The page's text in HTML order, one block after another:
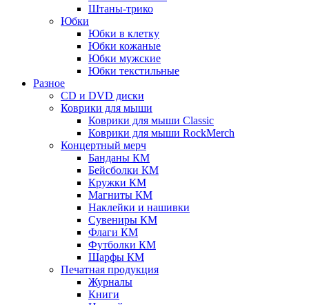
Штаны-трико
Юбки
Юбки в клетку
Юбки кожаные
Юбки мужские
Юбки текстильные
Разное
CD и DVD диски
Коврики для мыши
Коврики для мыши Classic
Коврики для мыши RockMerch
Концертный мерч
Банданы КМ
Бейсболки КМ
Кружки КМ
Магниты КМ
Наклейки и нашивки
Сувениры КМ
Флаги КМ
Футболки КМ
Шарфы КМ
Печатная продукция
Журналы
Книги